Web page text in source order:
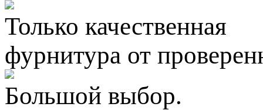
Только качественная
фурнитура от
Большой выбор.